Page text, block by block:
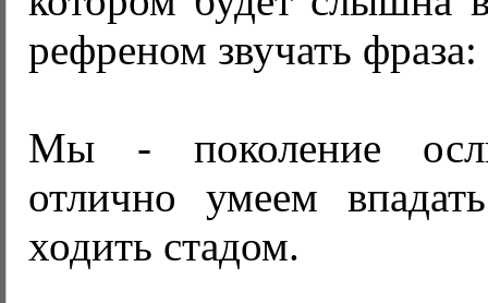
рефреном звучать
Мы - поколение
отлично умеем
ходить стадом.